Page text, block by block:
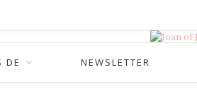
DE NEWSLETTER